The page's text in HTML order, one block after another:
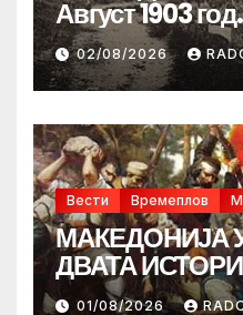
Август 1903 год.
02/08/2026
Вести Времеплов
МАКЕДОНИЈА
ДВАТА
ИЛИНДЕНА!
01/08/2026